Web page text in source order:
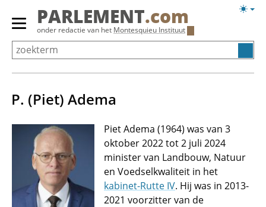
Overslaan
Primair
menu
tonen/verbergen
PARLEMENT.com
onder redactie van het Montesquieu Instituut
P. (Piet) Adema
Piet Adema (1964) was van 3
oktober 2022 tot 2 juli 2024
minister van Landbouw, Natuur
en Voedselkwaliteit in het
kabinet-Rutte IV. Hij was in 2013-
2021 voorzitter van de